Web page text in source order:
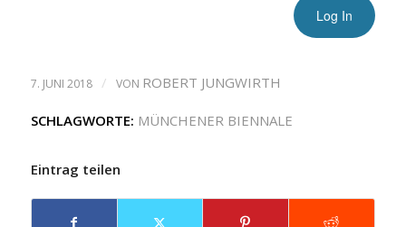
7. JUNI 2018 / VON ROBERT JUNGWIRTH
SCHLAGWORTE: MÜNCHENER BIENNALE
Eintrag teilen